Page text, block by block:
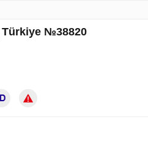
Türkiye №38820